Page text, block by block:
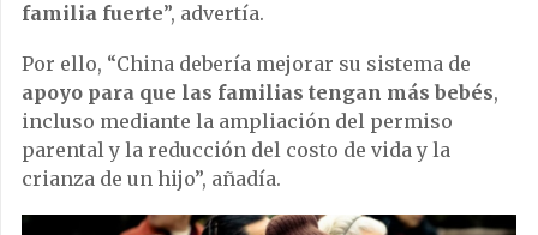
familia fuerte”, advertía.
Por ello, “China debería mejorar su sistema de
apoyo para que las familias tengan más bebés,
incluso mediante la ampliación del permiso
parental y la reducción del costo de vida y la
crianza de un hijo”, añadía.